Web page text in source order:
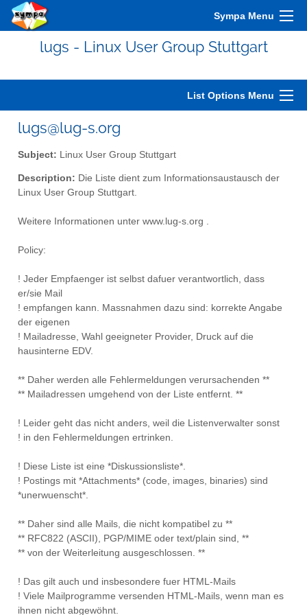
Sympa Menu
lugs - Linux User Group Stuttgart
List Options Menu
lugs@lug-s.org
Subject: Linux User Group Stuttgart
Description: Die Liste dient zum Informationsaustausch der
Linux User Group Stuttgart.
Weitere Informationen unter www.lug-s.org .
Policy:
! Jeder Empfaenger ist selbst dafuer verantwortlich, dass
er/sie Mail
! empfangen kann. Massnahmen dazu sind: korrekte Angabe
der eigenen
! Mailadresse, Wahl geeigneter Provider, Druck auf die
hausinterne EDV.
** Daher werden alle Fehlermeldungen verursachenden **
** Mailadressen umgehend von der Liste entfernt. **
! Leider geht das nicht anders, weil die Listenverwalter sonst
! in den Fehlermeldungen ertrinken.
! Diese Liste ist eine *Diskussionsliste*.
! Postings mit *Attachments* (code, images, binaries) sind
*unerwuenscht*.
** Daher sind alle Mails, die nicht kompatibel zu **
** RFC822 (ASCII), PGP/MIME oder text/plain sind, **
** von der Weiterleitung ausgeschlossen. **
! Das gilt auch und insbesondere fuer HTML-Mails
! Viele Mailprogramme versenden HTML-Mails, wenn man es
ihnen nicht abgewöhnt.